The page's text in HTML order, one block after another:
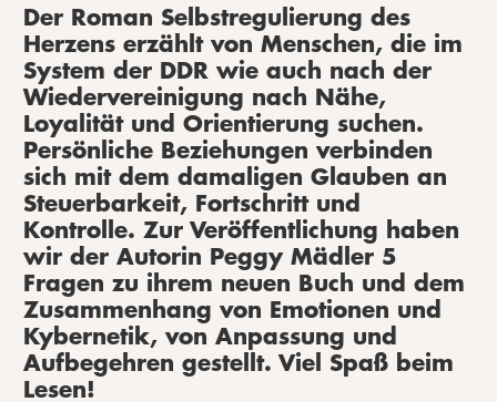
Der Roman Selbstregulierung des
Herzens erzählt von Menschen, die im
System der DDR wie auch nach der
Wiedervereinigung nach Nähe,
Loyalität und Orientierung suchen.
Persönliche Beziehungen verbinden
sich mit dem damaligen Glauben an
Steuerbarkeit, Fortschritt und
Kontrolle. Zur Veröffentlichung haben
wir der Autorin Peggy Mädler 5
Fragen zu ihrem neuen Buch und dem
Zusammenhang von Emotionen und
Kybernetik, von Anpassung und
Aufbegehren gestellt. Viel Spaß beim
Lesen!